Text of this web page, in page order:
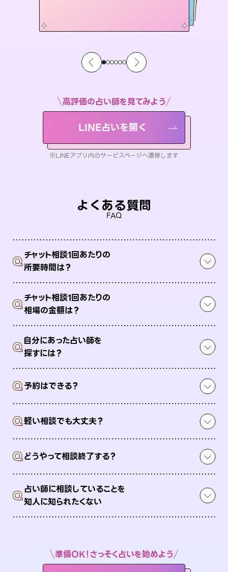
高評価の占い師を見てみよう
LINE占いを開く
※LINEアプリ内のサービスページへ遷移します
よくある質問
FAQ
Qチャット相談1回あたりの
所要時間は？
Qチャット相談1回あたりの
相場の金額は？
Q自分にあった占い師を
探すには？
Q予約はできる？
Q軽い相談でも大丈夫？
Qどうやって相談終了する？
Q占い師に相談していることを
知人に知られたくない
準備OK！さっそく占いを始めよう